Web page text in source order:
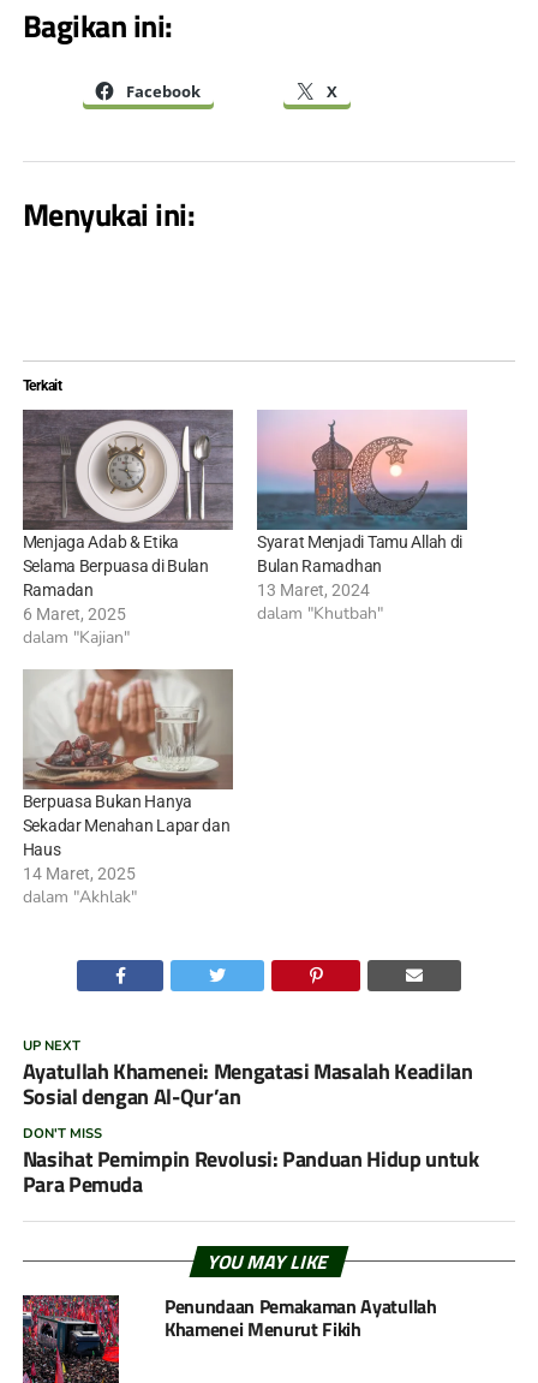
Bagikan ini:
Facebook X
Menyukai ini:
Terkait
Menjaga Adab & Etika
Selama Berpuasa di Bulan
Ramadan
6 Maret, 2025
dalam "Kajian"
Syarat Menjadi Tamu Allah di
Bulan Ramadhan
13 Maret, 2024
dalam "Khutbah"
Berpuasa Bukan Hanya
Sekadar Menahan Lapar dan
Haus
14 Maret, 2025
dalam "Akhlak"
UP NEXT
Ayatullah Khamenei: Mengatasi Masalah Keadilan
Sosial dengan Al-Qur’an
DON'T MISS
Nasihat Pemimpin Revolusi: Panduan Hidup untuk
Para Pemuda
YOU MAY LIKE
Penundaan Pemakaman Ayatullah
Khamenei Menurut Fikih